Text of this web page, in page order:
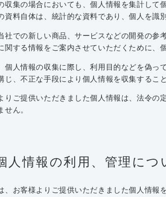
集の場合においても、個人情報を集計して
資料自体は、統計的な資料であり、個人を識
での新しい商品、サービスなどの開発の参
関する情報をご案内させていただくために、
人情報の収集に際し、利用目的などを偽っ
じ、不正な手段により個人情報を収集するこ
ご提供いただきました個人情報は、法令の
せん。
人情報の利用、管理につ
お客様よりご提供いただきました個人情報